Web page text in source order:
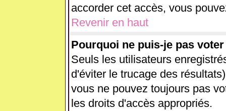
accorder cet accès, vous
Revenir en haut
Pourquoi ne puis-je pas
Seuls les utilisateurs
d'éviter le trucage des
vous ne pouvez toujours pas
les droits d'accès appropriés.